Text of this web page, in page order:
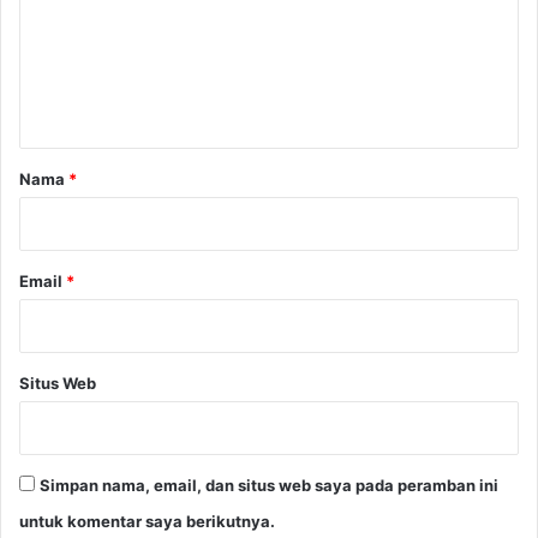
T
e
r
e
s
a
P
e
n
a
l
r
rNama *
Email *
Situs Web
Simpan nama, email, dan situs web saya pada peramban ini
untuk komentar saya berikutnya.